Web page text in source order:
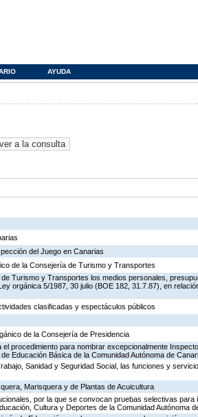
AYUDA
del Juego en Canarias
de la Consejería de Turismo y Transportes
Turismo y Transportes los medios personales,
orgánica 5/1987, 30 julio (BOE 182, 31.7.87), en
clasificadas y espectáculos públicos
de la Consejería de Presidencia
procedimiento para nombrar excepcionalmente
Educación Básica de la Comunidad Autónoma de
Sanidad y Seguridad Social, las funciones y
Marisquera y de Plantas de Acuicultura
por la que se convocan pruebas selectivas para
Cultura y Deportes de la Comunidad Autónoma